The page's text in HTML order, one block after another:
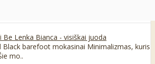
Lenka Bianca - visiškai juoda
Black barefoot mokasinai Minimalizmas, kuris
mo..